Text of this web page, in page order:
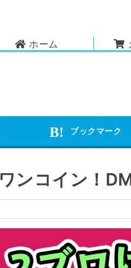
ホーム
ワンコイン！